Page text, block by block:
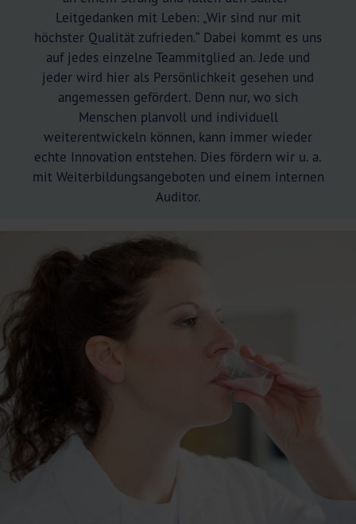
Leitgedanken mit Leben: „Wir sind nur mit
höchster Qualität zufrieden.“ Dabei kommt es uns
auf jedes einzelne Teammitglied an. Jede und
jeder wird hier als Persönlichkeit gesehen und
angemessen gefördert. Denn nur, wo sich
Menschen planvoll und individuell
weiterentwickeln können, kann immer wieder
echte Innovation entstehen. Dies fördern wir u. a.
mit Weiterbildungsangeboten und einem internen
Auditor.